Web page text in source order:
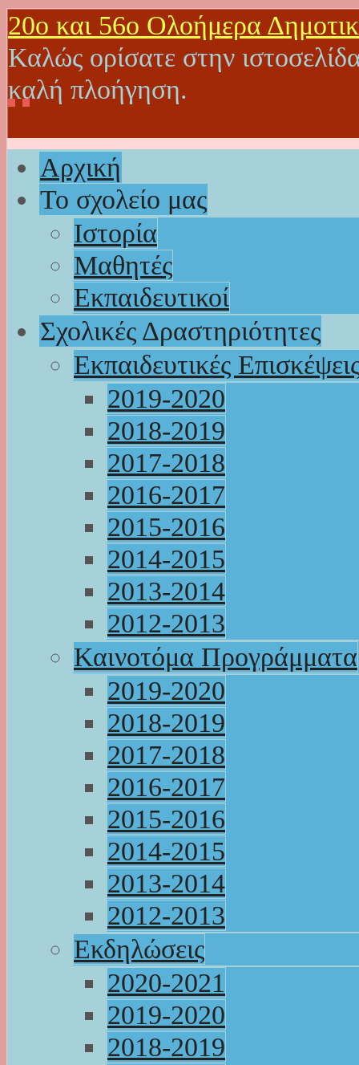
20o και 56ο Ολοήμερα
Καλώς ορίσατε στην
καλή πλοήγηση.
Αρχική
Το σχολείο μας
Ιστορία
Μαθητές
Εκπαιδευτικοί
Σχολικές Δραστηριότητες
Εκπαιδευτικές
2019-2020
2018-2019
2017-2018
2016-2017
2015-2016
2014-2015
2013-2014
2012-2013
Καινοτόμα Προγράμματα
2019-2020
2018-2019
2017-2018
2016-2017
2015-2016
2014-2015
2013-2014
2012-2013
Εκδηλώσεις
2020-2021
2019-2020
2018-2019